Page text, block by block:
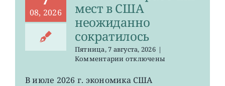
08, 2026
мест в США
неожиданно
сократилось
Пятница, 7 августа, 2026 |
Комментариик
VOO:
отключены
В июле 2026 г. экономика США